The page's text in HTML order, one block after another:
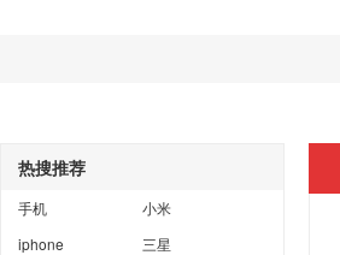
热搜推荐
手机
小米
iphone
三星